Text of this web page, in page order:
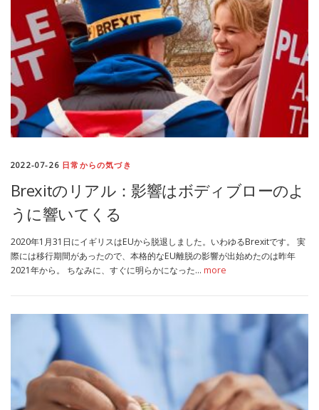
2022-07-26 日常からの気づき
Brexitのリアル：影響はボディブローのよ
うに響いてくる
2020年1月31日にイギリスはEUから脱退しました。いわゆるBrexitです。 実
際には移行期間があったので、本格的なEU離脱の影響が出始めたのは昨年
2021年から。 ちなみに、すぐに明らかになった… more